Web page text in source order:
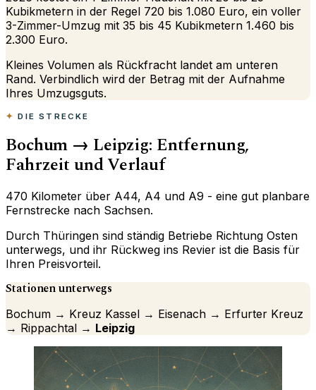
Kubikmetern in der Regel 720 bis 1.080 Euro, ein voller
3-Zimmer-Umzug mit 35 bis 45 Kubikmetern 1.460 bis
2.300 Euro.
Kleines Volumen als Rückfracht landet am unteren
Rand. Verbindlich wird der Betrag mit der Aufnahme
Ihres Umzugsguts.
DIE STRECKE
Bochum → Leipzig: Entfernung,
Fahrzeit und Verlauf
470 Kilometer über A44, A4 und A9 - eine gut planbare
Fernstrecke nach Sachsen.
Durch Thüringen sind ständig Betriebe Richtung Osten
unterwegs, und ihr Rückweg ins Revier ist die Basis für
Ihren Preisvorteil.
Stationen unterwegs
Bochum → Kreuz Kassel → Eisenach → Erfurter Kreuz
→ Rippachtal → Leipzig